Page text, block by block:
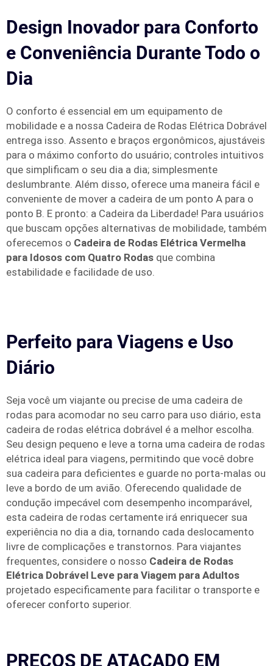
Design Inovador para Conforto
e Conveniência Durante Todo o
Dia
O conforto é essencial em um equipamento de
mobilidade e a nossa Cadeira de Rodas Elétrica Dobrável
entrega isso. Assento e braços ergonômicos, ajustáveis
para o máximo conforto do usuário; controles intuitivos
que simplificam o seu dia a dia; simplesmente
deslumbrante. Além disso, oferece uma maneira fácil e
conveniente de mover a cadeira de um ponto A para o
ponto B. E pronto: a Cadeira da Liberdade! Para usuários
que buscam opções alternativas de mobilidade, também
oferecemos o Cadeira de Rodas Elétrica Vermelha
para Idosos com Quatro Rodas que combina
estabilidade e facilidade de uso.
Perfeito para Viagens e Uso
Diário
Seja você um viajante ou precise de uma cadeira de
rodas para acomodar no seu carro para uso diário, esta
cadeira de rodas elétrica dobrável é a melhor escolha.
Seu design pequeno e leve a torna uma cadeira de rodas
elétrica ideal para viagens, permitindo que você dobre
sua cadeira para deficientes e guarde no porta-malas ou
leve a bordo de um avião. Oferecendo qualidade de
condução impecável com desempenho incomparável,
esta cadeira de rodas certamente irá enriquecer sua
experiência no dia a dia, tornando cada deslocamento
livre de complicações e transtornos. Para viajantes
frequentes, considere o nosso Cadeira de Rodas
Elétrica Dobrável Leve para Viagem para Adultos
projetado especificamente para facilitar o transporte e
oferecer conforto superior.
PREÇOS DE ATACADO EM